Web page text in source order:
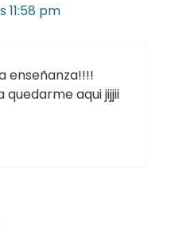
11:58 pm
enseñanza!!!!
aqui jijjii